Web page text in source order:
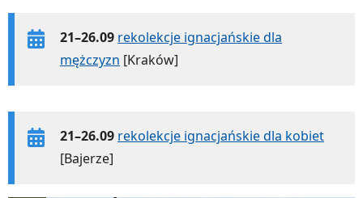
21–26.09 rekolekcje ignacjańskie dla
mężczyzn [Kraków]
21–26.09 rekolekcje ignacjańskie dla kobiet
[Bajerze]